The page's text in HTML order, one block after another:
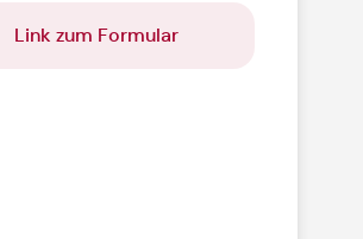
Link zum Formular